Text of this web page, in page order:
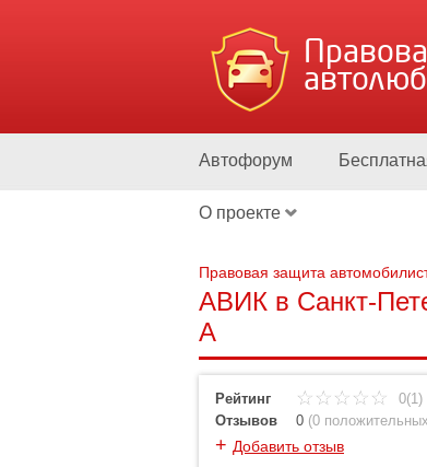
Автофорум
О проекте
Правовая защита
АВИК в Санкт-
А
Рейтинг
0(1)
Отзывов
0 (0 положительных
+ Добавить отзыв